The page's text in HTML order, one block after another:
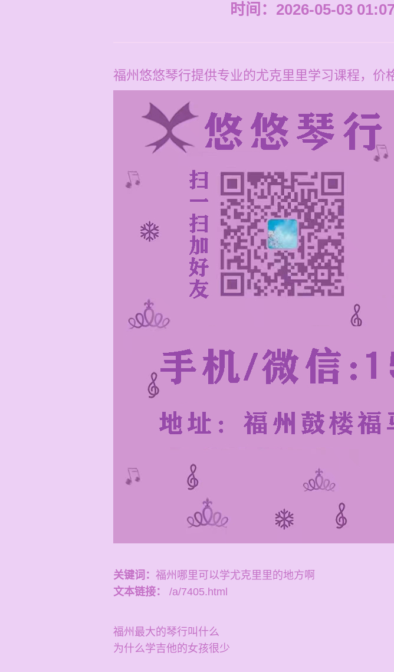
时间：2026-05-03
福州悠悠琴行提供专业的尤克里里学习课程，价
关键词： 福州哪里可以学尤克里里的地方啊
文本链接：
/a/7405.html
福州最大的琴行叫什么
为什么学吉他的女孩很少